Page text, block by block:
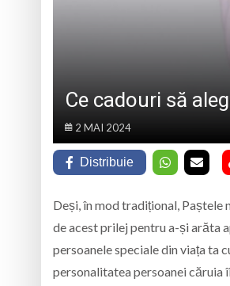
Ce cadouri să
2 MAI 2024
Distribuie
Deși, în mod tradițional, Paștele
de acest prilej pentru a-și arăta
persoanele speciale din viața ta
personalitatea persoanei căruia